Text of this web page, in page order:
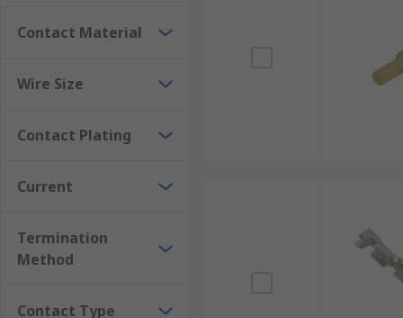
Contact Material
Wire Size
Contact Plating
Current
Termination
Method
Contact Type